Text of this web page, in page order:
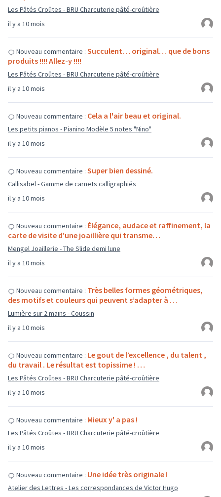
il y a 10 mois
Les Pâtés Croûtes - BRU Charcuterie pâté-croûtière
il y a 10 mois
Nouveau commentaire : Succulent… original… que de bons
produits !!!! Allez-y !!!!
Les Pâtés Croûtes - BRU Charcuterie pâté-croûtière
il y a 10 mois
Nouveau commentaire : Cela a l'air beau et original.
Les petits pianos - Pianino Modèle 5 notes "Nino"
il y a 10 mois
Nouveau commentaire : Super bien dessiné.
Callisabel - Gamme de carnets calligraphiés
il y a 10 mois
Nouveau commentaire : Élégance, audace et raffinement, la
carte de visite d’une joaillière qui transme…
Mengel Joaillerie - The Slide demi lune
il y a 10 mois
Nouveau commentaire : Très belles formes géométriques,
des motifs et couleurs qui peuvent s’adapter à …
Lumière sur 2 mains - Coussin
il y a 10 mois
Nouveau commentaire : Le gout de l’excellence , du talent ,
du travail . Le résultat est topissime ! …
Les Pâtés Croûtes - BRU Charcuterie pâté-croûtière
il y a 10 mois
Nouveau commentaire : Mieux y' a pas !
Les Pâtés Croûtes - BRU Charcuterie pâté-croûtière
Nouveau commentaire : Une idée très originale !
Atelier des Lettres - Les correspondances de Victor Hugo